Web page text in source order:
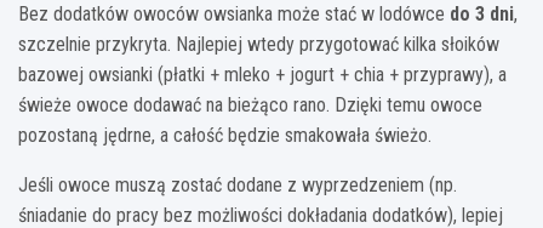
Bez dodatków owoców owsianka może stać w lodówce do 3 dni,
szczelnie przykryta. Najlepiej wtedy przygotować kilka słoików
bazowej owsianki (płatki + mleko + jogurt + chia + przyprawy), a
świeże owoce dodawać na bieżąco rano. Dzięki temu owoce
pozostaną jędrne, a całość będzie smakowała świeżo.
Jeśli owoce muszą zostać dodane z wyprzedzeniem (np.
śniadanie do pracy bez możliwości dokładania dodatków), lepiej